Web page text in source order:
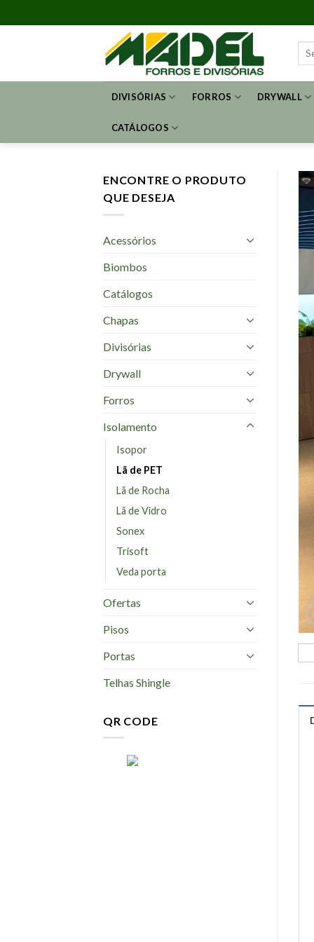
to
DIVISÓRIAS FORROS DRYWALL
CATÁLOGOS
ENCONTRE O PRODUTO
QUE DESEJA
Acessórios
Biombos
Catálogos
Chapas
Divisórias
Drywall
Forros
Isolamento
Isopor
Lã de PET
Lã de Rocha
Lã de Vidro
Sonex
Trisoft
Veda porta
Ofertas
Pisos
Portas
Telhas Shingle
QR CODE